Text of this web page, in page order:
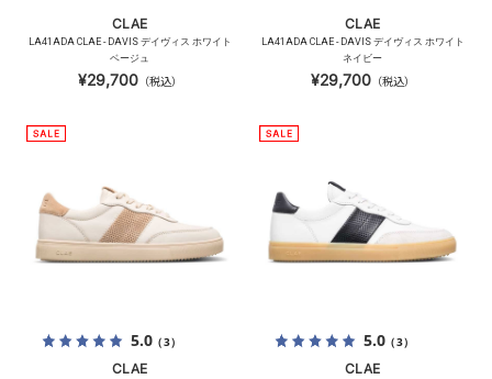
CLAE
LA41ADA CLAE - DAVIS デイヴィス ホワイト
ベージュ
¥29,700（税込）
CLAE
LA41ADA CLAE - DAVIS デイヴィス ホワイト
ネイビー
¥29,700（税込）
5.0（3）
CLAE
5.0（3）
CLAE